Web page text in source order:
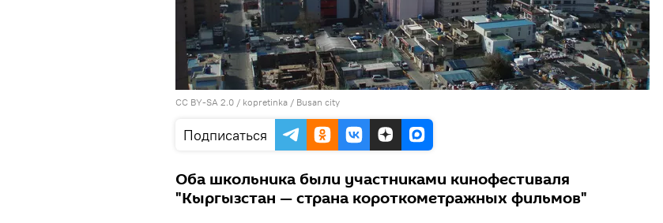
CC BY-SA 2.0 / kopretinka / Busan city
Подписаться
Оба школьника были участниками кинофестиваля
"Кыргызстан — страна короткометражных фильмов"